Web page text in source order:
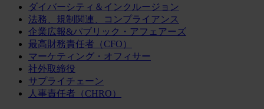
ダイバーシティ＆インクルージョン
法務、規制関連、コンプライアンス
企業広報&パブリック・アフェアーズ
最高財務責任者（CFO）
マーケティング・オフィサー
社外取締役
サプライチェーン
人事責任者（CHRO）